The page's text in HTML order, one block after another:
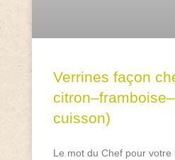
Verrines façon
cuisson)
Le mot du Chef pour votre